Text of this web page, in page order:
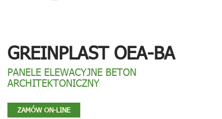
GREINPLAST OEA-BA
PANELE ELEWACYJNE BETON
ARCHITEKTONICZNY
ZAMÓW ON-LINE